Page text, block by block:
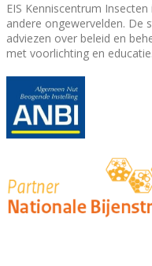
EIS Kenniscentrum
andere ongewervelden. De
adviezen over beleid en
met voorlichting en educatie.